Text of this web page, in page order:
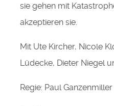
sie gehen mit
akzeptieren sie.
Mit Ute Kircher, Nicole
Lüdecke, Dieter Niegel
Regie: Paul Ganzenmiller